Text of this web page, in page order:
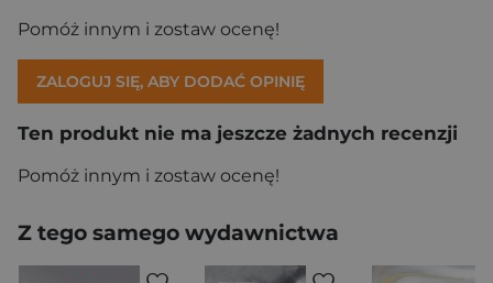
Pomóż innym i zostaw ocenę!
ZALOGUJ SIĘ, ABY DODAĆ OPINIĘ
Ten produkt nie ma jeszcze żadnych recenzji
Pomóż innym i zostaw ocenę!
Z tego samego wydawnictwa